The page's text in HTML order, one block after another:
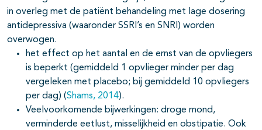
in overleg met de patiënt behandeling met lage dosering
antidepressiva (waaronder SSRI’s en SNRI) worden
overwogen.
het effect op het aantal en de ernst van de opvliegers
is beperkt (gemiddeld 1 opvlieger minder per dag
vergeleken met placebo; bij gemiddeld 10 opvliegers
per dag) (Shams, 2014).
Veelvoorkomende bijwerkingen: droge mond,
verminderde eetlust, misselijkheid en obstipatie. Ook